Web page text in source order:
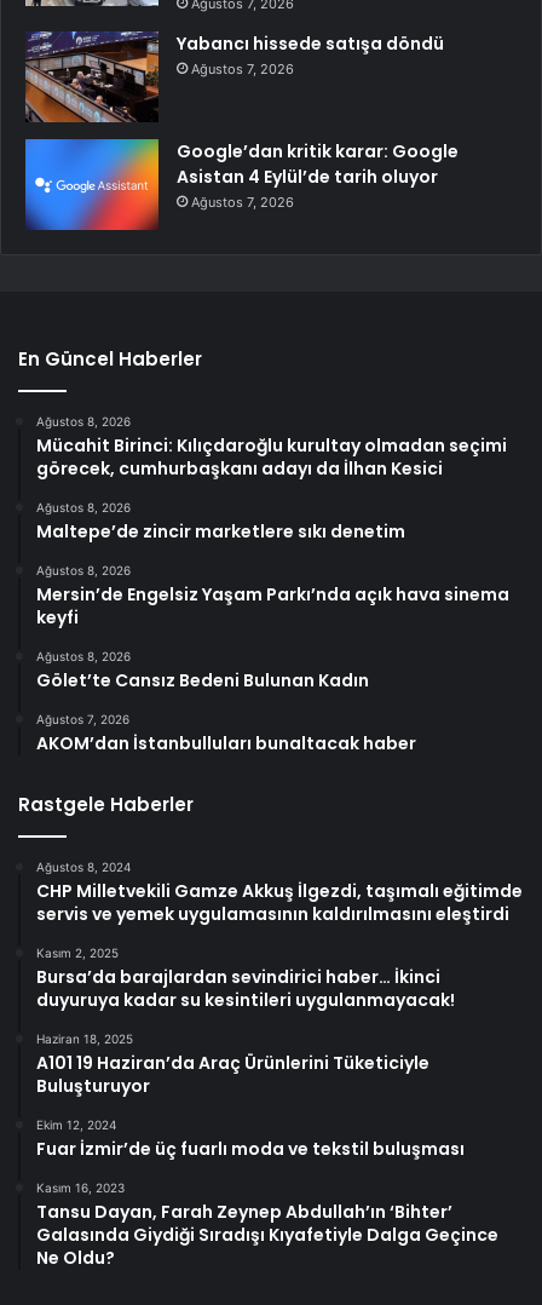
Ağustos 7, 2026
Yabancı hissede satışa döndü
Ağustos 7, 2026
Google’dan kritik karar: Google
Asistan 4 Eylül’de tarih oluyor
Ağustos 7, 2026
En Güncel Haberler
Ağustos 8, 2026
Mücahit Birinci: Kılıçdaroğlu kurultay olmadan seçimi
görecek, cumhurbaşkanı adayı da İlhan Kesici
Ağustos 8, 2026
Maltepe’de zincir marketlere sıkı denetim
Ağustos 8, 2026
Mersin’de Engelsiz Yaşam Parkı’nda açık hava sinema
keyfi
Ağustos 8, 2026
Gölet’te Cansız Bedeni Bulunan Kadın
Ağustos 7, 2026
AKOM’dan İstanbulluları bunaltacak haber
Rastgele Haberler
Ağustos 8, 2024
CHP Milletvekili Gamze Akkuş İlgezdi, taşımalı eğitimde
servis ve yemek uygulamasının kaldırılmasını eleştirdi
Kasım 2, 2025
Bursa’da barajlardan sevindirici haber… İkinci
duyuruya kadar su kesintileri uygulanmayacak!
Haziran 18, 2025
A101 19 Haziran’da Araç Ürünlerini Tüketiciyle
Buluşturuyor
Ekim 12, 2024
Fuar İzmir’de üç fuarlı moda ve tekstil buluşması
Kasım 16, 2023
Tansu Dayan, Farah Zeynep Abdullah’ın ‘Bihter’
Galasında Giydiği Sıradışı Kıyafetiyle Dalga Geçince
Ne Oldu?